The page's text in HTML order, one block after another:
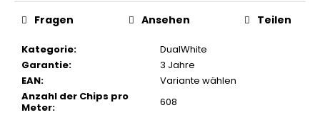
Kategorie:
DualWhite
Garantie:
3 Jahre
EAN:
Variante wählen
Anzahl der Chips pro
Meter:
608
Fragen Ansehen Teilen